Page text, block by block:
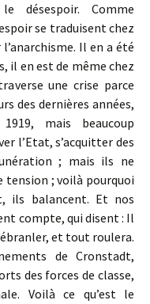
désespoir. Comme
se traduisent chez
Il en a été
il en est de même chez
une crise parce
des dernières années,
mais beaucoup
l’Etat, s’acquitter des
; mais ils ne
tension ; voilà pourquoi
ils balancent. Et nos
compte, qui disent : Il
et tout roulera.
de Cronstadt,
des forces de classe,
Voilà ce qu’est le